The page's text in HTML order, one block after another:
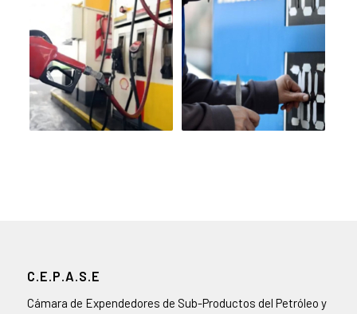
C.E.P.A.S.E
Cámara de Expendedores de Sub-Productos del Petróleo y